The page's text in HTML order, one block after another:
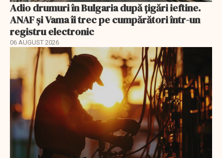
Adio drumuri în Bulgaria după țigări ieftine.
ANAF și Vama îi trec pe cumpărători într-un
registru electronic
06 AUGUST 2026